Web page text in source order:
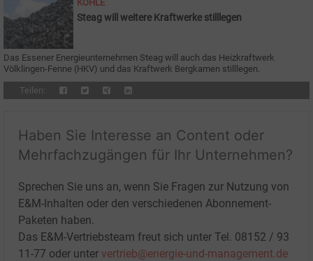
KOHLE
Steag will weitere Kraftwerke stilllegen
Das Essener Energieunternehmen Steag will auch das Heizkraftwerk
Völklingen-Fenne (HKV) und das Kraftwerk Bergkamen stilllegen.
Teilen:
Haben Sie Interesse an Content oder
Mehrfachzugängen für Ihr Unternehmen?
Sprechen Sie uns an, wenn Sie Fragen zur Nutzung von
E&M-Inhalten oder den verschiedenen Abonnement-
Paketen haben.
Das E&M-Vertriebsteam freut sich unter Tel. 08152 / 93
11-77 oder unter vertrieb@energie-und-management.de